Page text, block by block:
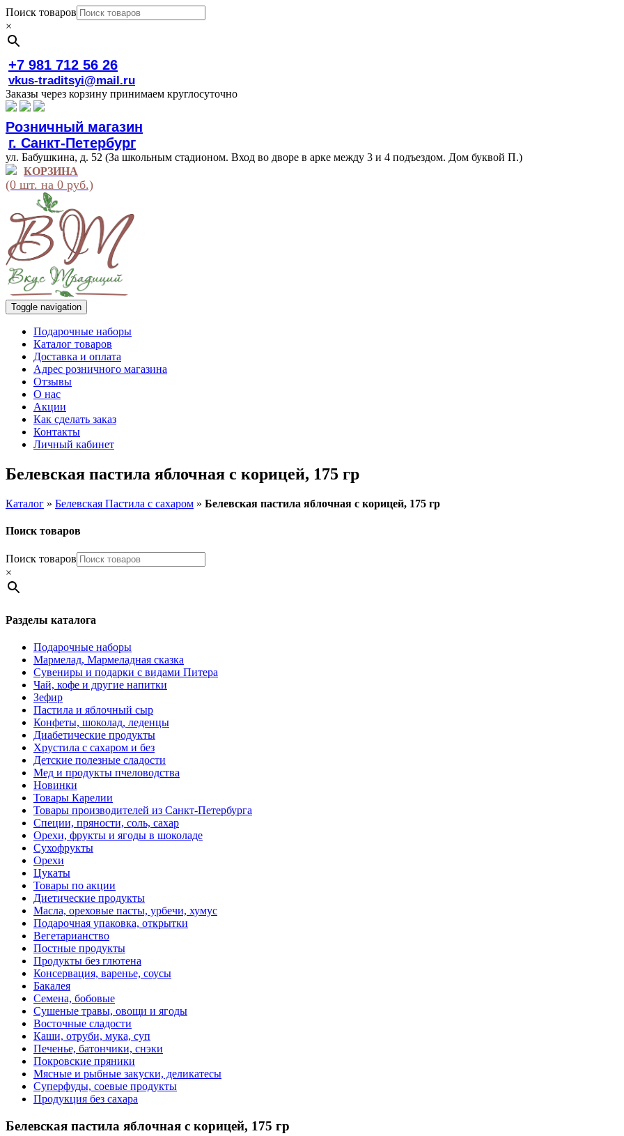
Поиск товаров
×
+7 981 712 56 26
vkus-traditsyi@mail.ru
Заказы через корзину принимаем круглосуточно
Розничный магазин
г. Санкт-Петербург
ул. Бабушкина, д. 52 (За школьным стадионом. Вход во дворе в арке между 3 и 4 подъездом. Дом буквой П.)
КОРЗИНА
(0 шт. на 0 руб.)
Toggle navigation
Подарочные наборы
Каталог товаров
Доставка и оплата
Адрес розничного магазина
Отзывы
О нас
Акции
Как сделать заказ
Контакты
Личный кабинет
Белевская пастила яблочная с корицей, 175 гр
Каталог » Белевская Пастила с сахаром » Белевская пастила яблочная с корицей, 175 гр
Поиск товаров
Поиск товаров
×
Разделы каталога
Подарочные наборы
Мармелад, Мармеладная сказка
Сувениры и подарки с видами Питера
Чай, кофе и другие напитки
Зефир
Пастила и яблочный сыр
Конфеты, шоколад, леденцы
Диабетические продукты
Хрустила с сахаром и без
Детские полезные сладости
Мед и продукты пчеловодства
Новинки
Товары Карелии
Товары производителей из Санкт-Петербурга
Специи, пряности, соль, сахар
Орехи, фрукты и ягоды в шоколаде
Сухофрукты
Орехи
Цукаты
Товары по акции
Диетические продукты
Масла, ореховые пасты, урбечи, хумус
Подарочная упаковка, открытки
Вегетарианство
Постные продукты
Продукты без глютена
Консервация, варенье, соусы
Бакалея
Семена, бобовые
Сушеные травы, овощи и ягоды
Восточные сладости
Каши, отруби, мука, суп
Печенье, батончики, снэки
Покровские пряники
Мясные и рыбные закуски, деликатесы
Суперфуды, соевые продукты
Продукция без сахара
Белевская пастила яблочная с корицей, 175 гр